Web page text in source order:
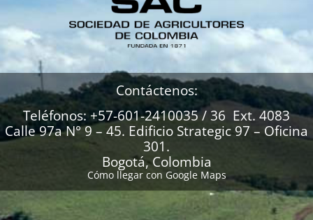
Contáctenos:
Teléfonos: +57-601-2410035 / 36 Ext. 4083
Calle 97a N° 9 – 45. Edificio Strategic 97 – Oficina
301.
Bogotá, Colombia
Cómo llegar con Google Maps